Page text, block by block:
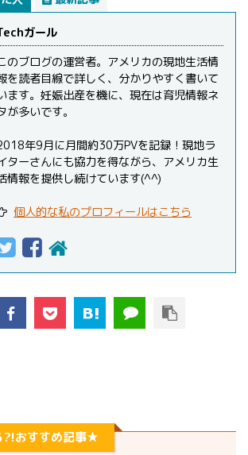
ガール
のブログの運営者。アメリカの現地生活情
を読者目線で詳しく、分かりやすく書いて
ます。妊娠出産を機に、現在は育児情報ネ
が多いです。
年9月に月間約30万PVを記録！現地ラ
ターさんにも協力を得ながら、アメリカ生
情報を提供し続けています(^^)
個人的な私のプロフィールはこちら
おすすめ記事★